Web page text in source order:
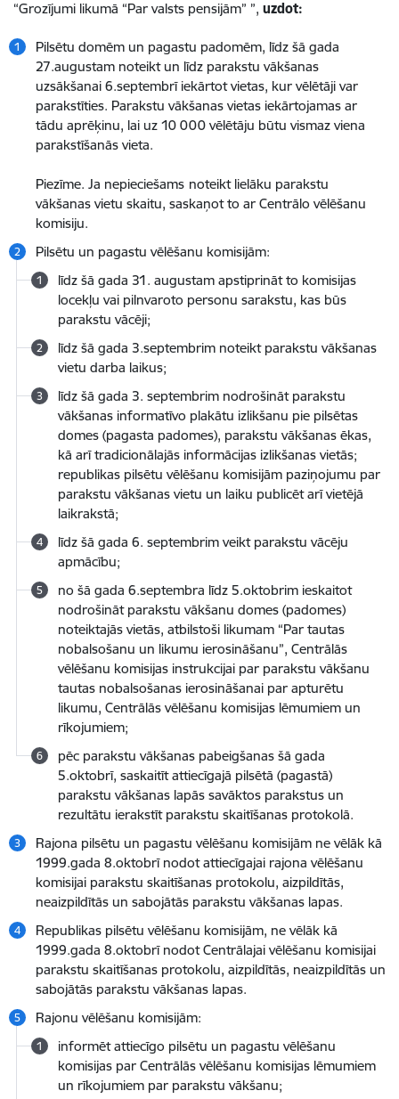
“Grozījumi likumā “Par valsts pensijām” ”, uzdot:
Pilsētu domēm un pagastu padomēm, līdz šā gada
27.augustam noteikt un līdz parakstu vākšanas
uzsākšanai 6.septembrī iekārtot vietas, kur vēlētāji var
parakstīties. Parakstu vākšanas vietas iekārtojamas ar
tādu aprēķinu, lai uz 10 000 vēlētāju būtu vismaz viena
parakstīšanās vieta.
Piezīme. Ja nepieciešams noteikt lielāku parakstu
vākšanas vietu skaitu, saskaņot to ar Centrālo vēlēšanu
komisiju.
Pilsētu un pagastu vēlēšanu komisijām:
līdz šā gada 31. augustam apstiprināt to komisijas
locekļu vai pilnvaroto personu sarakstu, kas būs
parakstu vācēji;
līdz šā gada 3.septembrim noteikt parakstu vākšanas
vietu darba laikus;
līdz šā gada 3. septembrim nodrošināt parakstu
vākšanas informatīvo plakātu izlikšanu pie pilsētas
domes (pagasta padomes), parakstu vākšanas ēkas,
kā arī tradicionālajās informācijas izlikšanas vietās;
republikas pilsētu vēlēšanu komisijām paziņojumu par
parakstu vākšanas vietu un laiku publicēt arī vietējā
laikrakstā;
līdz šā gada 6. septembrim veikt parakstu vācēju
apmācību;
no šā gada 6.septembra līdz 5.oktobrim ieskaitot
nodrošināt parakstu vākšanu domes (padomes)
noteiktajās vietās, atbilstoši likumam “Par tautas
nobalsošanu un likumu ierosināšanu”, Centrālās
vēlēšanu komisijas instrukcijai par parakstu vākšanu
tautas nobalsošanas ierosināšanai par apturētu
likumu, Centrālās vēlēšanu komisijas lēmumiem un
rīkojumiem;
pēc parakstu vākšanas pabeigšanas šā gada
5.oktobrī, saskaitīt attiecīgajā pilsētā (pagastā)
parakstu vākšanas lapās savāktos parakstus un
rezultātu ierakstīt parakstu skaitīšanas protokolā.
Rajona pilsētu un pagastu vēlēšanu komisijām ne vēlāk kā
1999.gada 8.oktobrī nodot attiecīgajai rajona vēlēšanu
komisijai parakstu skaitīšanas protokolu, aizpildītās,
neaizpildītās un sabojātās parakstu vākšanas lapas.
Republikas pilsētu vēlēšanu komisijām, ne vēlāk kā
1999.gada 8.oktobrī nodot Centrālajai vēlēšanu komisijai
parakstu skaitīšanas protokolu, aizpildītās, neaizpildītās un
sabojātās parakstu vākšanas lapas.
Rajonu vēlēšanu komisijām:
informēt attiecīgo pilsētu un pagastu vēlēšanu
komisijas par Centrālās vēlēšanu komisijas lēmumiem
un rīkojumiem par parakstu vākšanu;